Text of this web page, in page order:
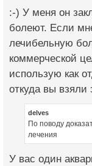
:-) У меня он
болеют. Если
лечибельную
коммерческой
использую как
откуда вы взяли
delves
По поводу
лечения
У вас один